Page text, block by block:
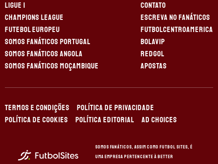
LIGUE 1
CHAMPIONS LEAGUE
FUTEBOL EUROPEU
SOMOS FANÁTICOS PORTUGAL
SOMOS FANÁTICOS ANGOLA
SOMOS FANÁTICOS MOÇAMBIQUE
CONTATO
ESCREVA NO FANÁTICOS
FUTBOLCENTROAMERICA
BOLAVIP
REDGOL
APOSTAS
TERMOS E CONDIÇÕES
POLÍTICA DE PRIVACIDADE
POLÍTICA DE COOKIES
POLÍTICA EDITORIAL AD CHOICES
Somos Fanáticos, assim como Futbol Sites, é
uma empresa pertencente à Better